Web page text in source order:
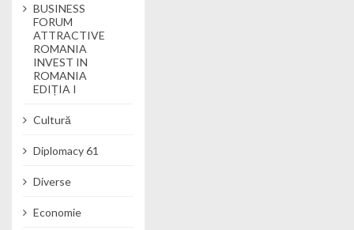
BUSINESS
FORUM
ATTRACTIVE
ROMANIA
INVEST IN
ROMANIA
EDIȚIA I
Cultură
Diplomacy 61
Diverse
Economie